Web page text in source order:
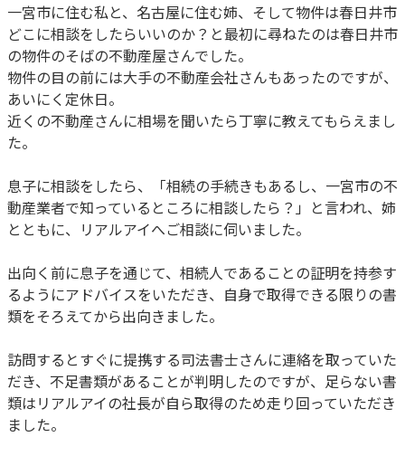
一宮市に住む私と、名古屋に住む姉、そして物件は春日井市
どこに相談をしたらいいのか？と最初に尋ねたのは春日井市
の物件のそばの不動産屋さんでした。
物件の目の前には大手の不動産会社さんもあったのですが、
あいにく定休日。
近くの不動産さんに相場を聞いたら丁寧に教えてもらえまし
た。
息子に相談をしたら、「相続の手続きもあるし、一宮市の不
動産業者で知っているところに相談したら？」と言われ、姉
とともに、リアルアイへご相談に伺いました。
出向く前に息子を通じて、相続人であることの証明を持参す
るようにアドバイスをいただき、自身で取得できる限りの書
類をそろえてから出向きました。
訪問するとすぐに提携する司法書士さんに連絡を取っていた
だき、不足書類があることが判明したのですが、足らない書
類はリアルアイの社長が自ら取得のため走り回っていただき
ました。